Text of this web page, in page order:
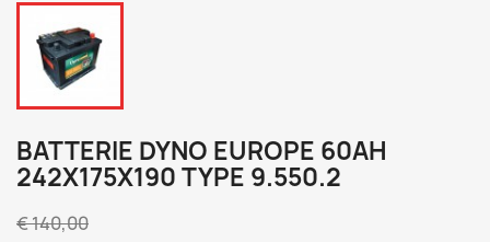
BATTERIE DYNO EUROPE 60AH
242X175X190 TYPE 9.550.2
€ 140,00